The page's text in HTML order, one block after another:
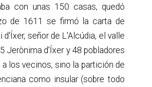
con unas 150 casas, quedó
de 1611 se firmó la carta de
señor de L'Alcúdia, el valle
Jerònima d'Íxer y 48 pobladores
los vecinos, sino la partición de
como insular (sobre todo